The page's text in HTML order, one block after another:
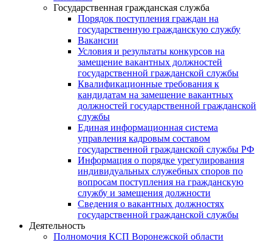
Государственная гражданская служба
Порядок поступления граждан на
государственную гражданскую службу
Вакансии
Условия и результаты конкурсов на
замещение вакантных должностей
государственной гражданской службы
Квалификационные требования к
кандидатам на замещение вакантных
должностей государственной гражданской
службы
Единая информационная система
управления кадровым составом
государственной гражданской службы РФ
Информация о порядке урегулирования
индивидуальных служебных споров по
вопросам поступления на гражданскую
службу и замещения должности
Сведения о вакантных должностях
государственной гражданской службы
Деятельность
Полномочия КСП Воронежской области